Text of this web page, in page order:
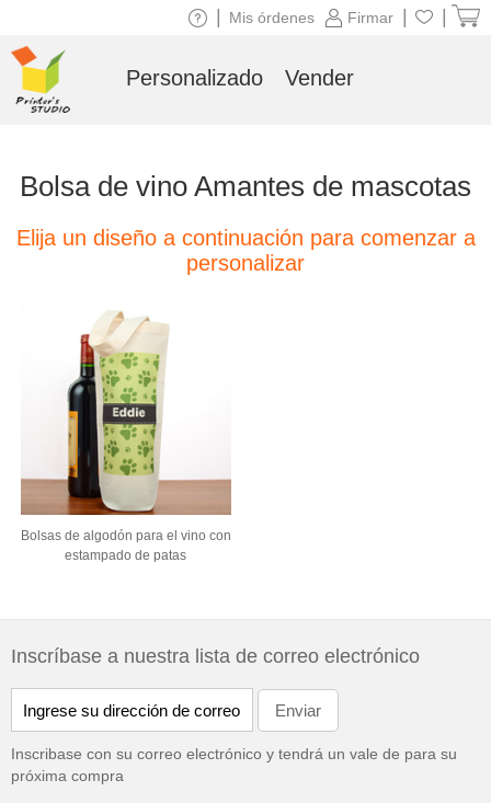
Bolsa de vino Amantes de mascotas
Elija un diseño a continuación para comenzar a
personalizar
Bolsas de algodón para el vino con
estampado de patas
Inscríbase a nuestra lista de correo electrónico
Inscribase con su correo electrónico y tendrá un vale de para su
próxima compra
Firmar
Mis órdenes
Personalizado Vender